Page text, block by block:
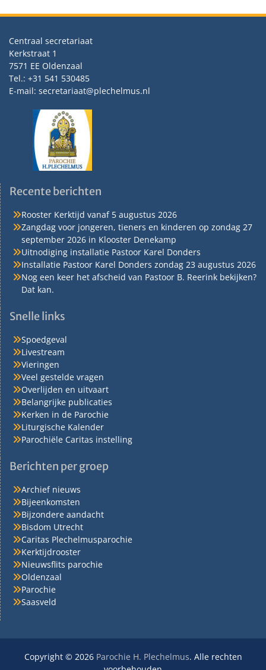
Centraal secretariaat
Kerkstraat 1
7571 EE Oldenzaal
Tel.: +31 541 530485
E-mail: secretariaat@plechelmus.nl
Recente berichten
Rooster Kerktijd vanaf 5 augustus 2026
Zangdag voor jongeren, tieners en kinderen op zondag 27
september 2026 in Klooster Denekamp
Uitnodiging installatie Pastoor Karel Donders
Installatie Pastoor Karel Donders zondag 23 augustus 2026
Nog een keer het afscheid van Pastoor B. Reerink bekijken?
Dat kan.
Snelle links
Spoedgeval
Livestream
Vieringen
Veel gestelde vragen
Overlijden en uitvaart
Belangrijke publicaties
Kerken in de Parochie
Liturgische Kalender
Parochiële Caritas instelling
Berichten per groep
Archief nieuws
Bijeenkomsten
Bijzondere aandacht
Bisdom Utrecht
Caritas Plechelmusparochie
Kerktijdrooster
Nieuwsflits parochie
Oldenzaal
Parochie
Saasveld
Copyright © 2026 Parochie H. Plechelmus. Alle rechten